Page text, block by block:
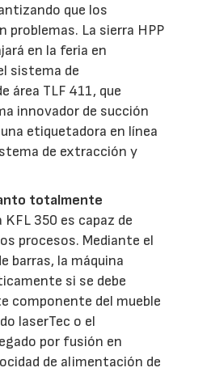
que los
problemas. La sierra HPP
en la feria en
sistema de
área TLF 411, que
innovador de succión
etiquetadora en línea
de extracción y
totalmente
KFL 350 es capaz de
procesos. Mediante el
barras, la máquina
si se debe
componente del mueble
laserTec o el
por fusión en
de alimentación de